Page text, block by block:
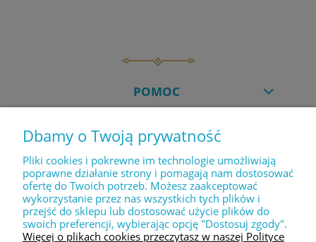
POMOC
MOJE KONTO
PŁATNOŚCI I DOSTAWA
INFORMACJE
Dbamy o Twoją prywatność
Pliki cookies i pokrewne im technologie umożliwiają
poprawne działanie strony i pomagają nam dostosować
ofertę do Twoich potrzeb. Możesz zaakceptować
wykorzystanie przez nas wszystkich tych plików i
przejść do sklepu lub dostosować użycie plików do
swoich preferencji, wybierając opcję "Dostosuj zgody".
Więcej o plikach cookies przeczytasz w naszej Polityce